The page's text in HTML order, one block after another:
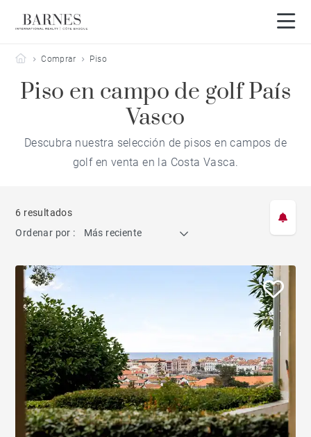
Barnes Côte Basque
Comprar Piso
Piso en campo de golf País
Vasco
Descubra nuestra selección de pisos en campos de
golf en venta en la Costa Vasca.
6 resultados
Ordenar por :
Más reciente